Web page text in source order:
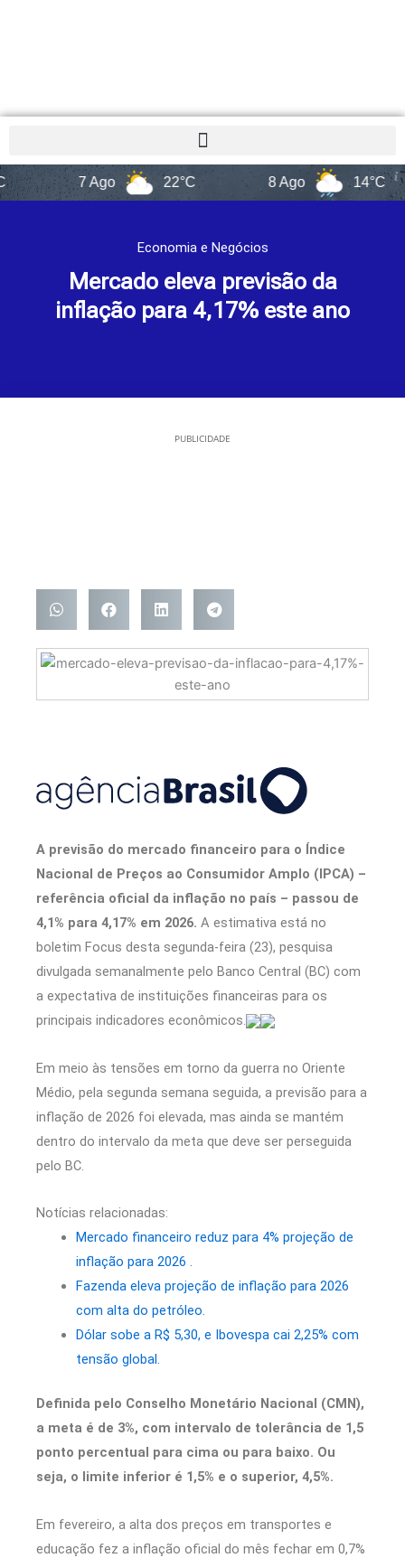
7 Ago 22°C 14°C
Economia e Negócios
Mercado eleva previsão da
inflação para 4,17% este ano
PUBLICIDADE
A previsão do mercado financeiro para o Índice
Nacional de Preços ao Consumidor Amplo (IPCA) –
referência oficial da inflação no país – passou de
4,1% para 4,17% em 2026. A estimativa está no
boletim Focus desta segunda-feira (23), pesquisa
divulgada semanalmente pelo Banco Central (BC) com
a expectativa de instituições financeiras para os
principais indicadores econômicos.
Em meio às tensões em torno da guerra no Oriente
Médio, pela segunda semana seguida, a previsão para a
inflação de 2026 foi elevada, mas ainda se mantém
dentro do intervalo da meta que deve ser perseguida
pelo BC.
Notícias relacionadas:
Mercado financeiro reduz para 4% projeção de
inflação para 2026 .
Fazenda eleva projeção de inflação para 2026
com alta do petróleo.
Dólar sobe a R$ 5,30, e Ibovespa cai 2,25% com
tensão global.
Definida pelo Conselho Monetário Nacional (CMN),
a meta é de 3%, com intervalo de tolerância de 1,5
ponto percentual para cima ou para baixo. Ou
seja, o limite inferior é 1,5% e o superior, 4,5%.
Em fevereiro, a alta dos preços em transportes e
educação fez a inflação oficial do mês fechar em 0,7%